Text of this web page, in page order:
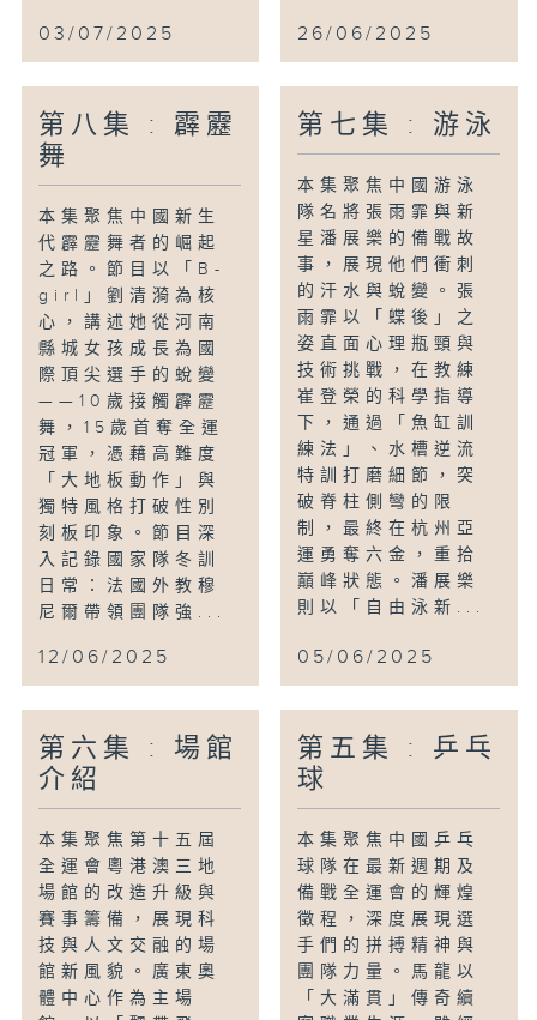
03/07/2025 26/06/2025
第八集 : 霹靂
舞
本集聚焦中國新生
代霹靂舞者的崛起
之路。節目以「B-
girl」劉清漪為核
心，講述她從河南
縣城女孩成長為國
際頂尖選手的蛻變
——10歲接觸霹靂
舞，15歲首奪全運
冠軍，憑藉高難度
「大地板動作」與
獨特風格打破性別
刻板印象。節目深
入記錄國家隊冬訓
日常：法國外教穆
尼爾帶領團隊強...
12/06/2025
第七集 : 游泳
本集聚焦中國游泳
隊名將張雨霏與新
星潘展樂的備戰故
事，展現他們衝刺
的汗水與蛻變。張
雨霏以「蝶後」之
姿直面心理瓶頸與
技術挑戰，在教練
崔登榮的科學指導
下，通過「魚缸訓
練法」、水槽逆流
特訓打磨細節，突
破脊柱側彎的限
制，最終在杭州亞
運勇奪六金，重拾
巔峰狀態。潘展樂
則以「自由泳新...
05/06/2025
第六集 : 場館
介紹
本集聚焦第十五屆
全運會粵港澳三地
場館的改造升級與
賽事籌備，展現科
技與人文交融的場
館新風貌。廣東奧
體中心作為主場
第五集 : 乒乓
球
本集聚焦中國乒乓
球隊在最新週期及
備戰全運會的輝煌
徵程，深度展現選
手們的拼搏精神與
團隊力量。馬龍以
「大滿貫」傳奇續